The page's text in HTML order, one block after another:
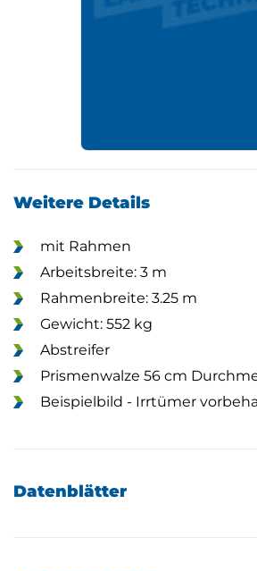
Weitere Details
mit Rahmen
Arbeitsbreite: 3 m
Rahmenbreite: 3.25 m
Gewicht: 552 kg
Abstreifer
Prismenwalze 56 cm
Beispielbild - Irrtümer
Datenblätter